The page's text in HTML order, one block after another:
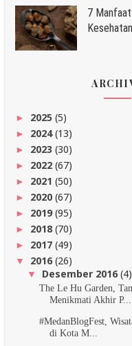
7
► 2025 (5)
► 2024(13)
► 2023 (30)
► 2022 (67)
► 2021 (50)
► 2020 (67)
► 2019(95)
► 2018 (70)
► 2017 (49)
▼ 2016(26)
▼ Desember 2016(4)
The Le Hu Garden,
Menikmati Akhir P...
#MedanBlogFest,
di Kota M...